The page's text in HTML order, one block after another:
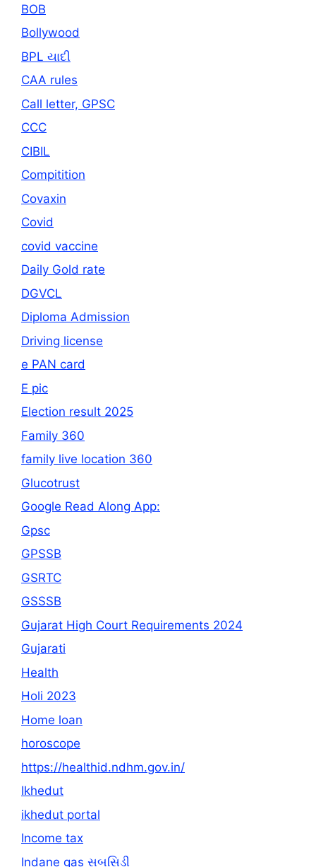
BOB
Bollywood
BPL યાદી
CAA rules
Call letter, GPSC
CCC
CIBIL
Compitition
Covaxin
Covid
covid vaccine
Daily Gold rate
DGVCL
Diploma Admission
Driving license
e PAN card
E pic
Election result 2025
Family 360
family live location 360
Glucotrust
Google Read Along App:
Gpsc
GPSSB
GSRTC
GSSSB
Gujarat High Court Requirements 2024
Gujarati
Health
Holi 2023
Home loan
horoscope
https://healthid.ndhm.gov.in/
Ikhedut
ikhedut portal
Income tax
Indane gas સબસિડી